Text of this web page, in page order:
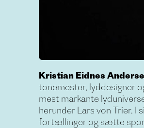
Kristian Eidnes
tonemester, lyddesigner
mest markante
herunder Lars von Trier. I
fortællinger og sætte spor